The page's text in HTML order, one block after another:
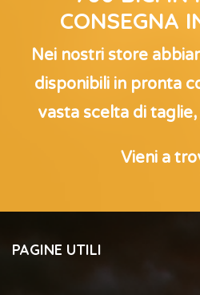
CONSEGNA
Nei nostri store
disponibili in pronta
vasta scelta di
Vieni a
PAGINE UTILI